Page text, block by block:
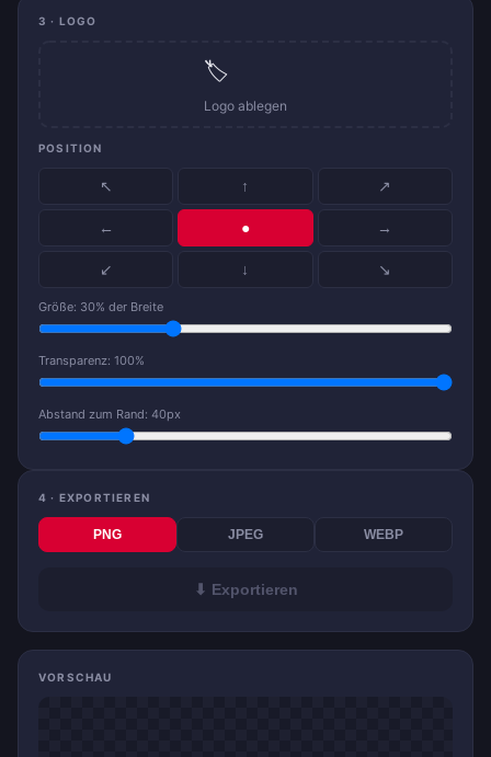
3 · LOGO
🏷️
Logo ablegen
POSITION
↖ ↑ ↗
← ● →
↙ ↓ ↘
Größe: 30% der Breite
Transparenz: 100%
Abstand zum Rand: 40px
4 · EXPORTIEREN
PNG JPEG WEBP
⬇ Exportieren
VORSCHAU